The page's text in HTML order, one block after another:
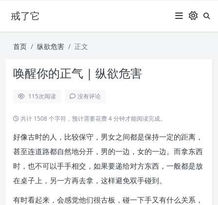
戒了它
首页 纵欲危害 正文
唤醒你的正气 | 纵欲危害
115次阅读 没有评论
共计 1508 个字符，预计需要花费 4 分钟才能阅读完成。
好像古时的人，比较保守，男女之间都是保持一定的距离，
甚至连道路都自然地分开，男的一边，女的一边。而拿东西
时，也不可以手手相交，如果要递给对方东西，一般都是放
在桌子上，另一方再去拿，这样避免双手碰到。
有时看起来，会感觉他们很古板，碰一下手又有什么关系，